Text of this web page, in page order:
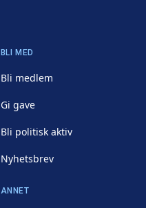
BLI MED
Bli medlem
Gi gave
Bli politisk aktiv
Nyhetsbrev
ANNET